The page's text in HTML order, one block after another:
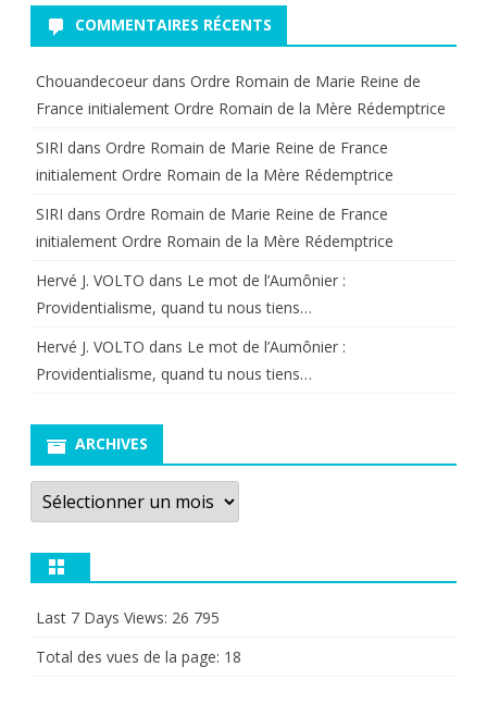
COMMENTAIRES RÉCENTS
Chouandecoeur dans Ordre Romain de Marie Reine de
France initialement Ordre Romain de la Mère Rédemptrice
SIRI dans Ordre Romain de Marie Reine de France
initialement Ordre Romain de la Mère Rédemptrice
SIRI dans Ordre Romain de Marie Reine de France
initialement Ordre Romain de la Mère Rédemptrice
Hervé J. VOLTO dans Le mot de l’Aumônier :
Providentialisme, quand tu nous tiens…
Hervé J. VOLTO dans Le mot de l’Aumônier :
Providentialisme, quand tu nous tiens…
ARCHIVES
Archives
Last 7 Days Views: 26 795
Total des vues de la page: 18